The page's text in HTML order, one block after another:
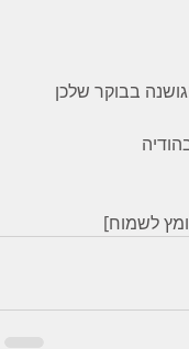
בבוקר שלכן
לשמוח]